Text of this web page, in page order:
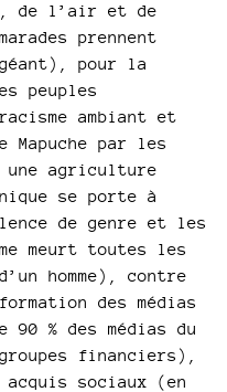
de l’air et de
prennent
pour la
peuples
ambiant et
Mapuche par les
une agriculture
se porte à
de genre et les
meurt toutes les
homme), contre
des médias
90 % des médias du
financiers),
sociaux (en